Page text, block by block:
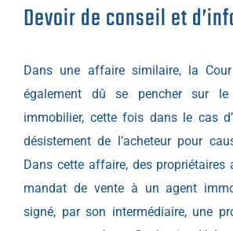
Devoir de conseil et
Dans une affaire similaire, la
également dû se pencher sur le
immobilier, cette fois dans le cas
désistement de l’acheteur pour
Dans cette affaire, des propriétaires
mandat de vente à un agent
signé, par son intermédiaire, une